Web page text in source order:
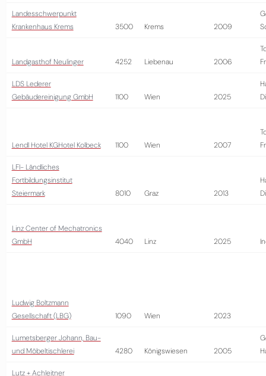
Landesschwerpunkt
Krankenhaus Krems
3500 Krems 2009
Landgasthof Neulinger 4252 Liebenau 2006
LDS Lederer
Gebäudereinigung GmbH
1100 Wien 2025
Lendl Hotel KGHotel Kolbeck 1100 Wien 2007
LFI- Ländliches
Fortbildungsinstitut
Steiermark
8010 Graz 2013
Linz Center of Mechatronics
GmbH
4040 Linz 2025
Ludwig Boltzmann
Gesellschaft (LBG)
1090 Wien 2023
Lumetsberger Johann, Bau-
und Möbeltischlerei
4280 Königswiesen 2005
Lutz + Achleitner